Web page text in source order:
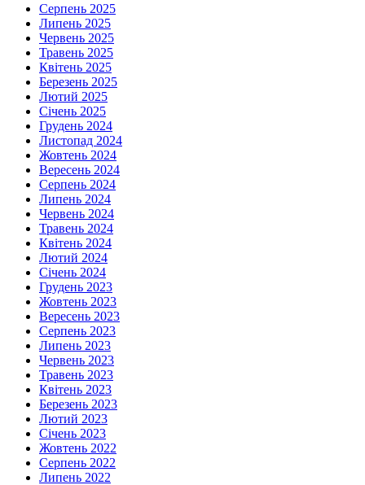
Серпень 2025
Липень 2025
Червень 2025
Травень 2025
Квітень 2025
Березень 2025
Лютий 2025
Січень 2025
Грудень 2024
Листопад 2024
Жовтень 2024
Вересень 2024
Серпень 2024
Липень 2024
Червень 2024
Травень 2024
Квітень 2024
Лютий 2024
Січень 2024
Грудень 2023
Жовтень 2023
Вересень 2023
Серпень 2023
Липень 2023
Червень 2023
Травень 2023
Квітень 2023
Березень 2023
Лютий 2023
Січень 2023
Жовтень 2022
Серпень 2022
Липень 2022